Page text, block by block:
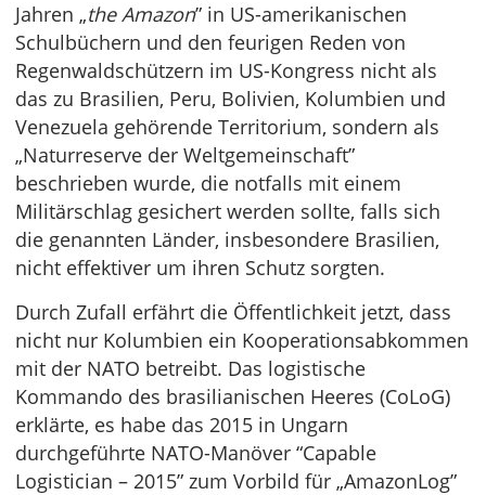
Jahren „the Amazon” in US-amerikanischen
Schulbüchern und den feurigen Reden von
Regenwaldschützern im US-Kongress nicht als
das zu Brasilien, Peru, Bolivien, Kolumbien und
Venezuela gehörende Territorium, sondern als
„Naturreserve der Weltgemeinschaft”
beschrieben wurde, die notfalls mit einem
Militärschlag gesichert werden sollte, falls sich
die genannten Länder, insbesondere Brasilien,
nicht effektiver um ihren Schutz sorgten.
Durch Zufall erfährt die Öffentlichkeit jetzt, dass
nicht nur Kolumbien ein Kooperationsabkommen
mit der NATO betreibt. Das logistische
Kommando des brasilianischen Heeres (CoLoG)
erklärte, es habe das 2015 in Ungarn
durchgeführte NATO-Manöver “Capable
Logistician – 2015” zum Vorbild für „AmazonLog”